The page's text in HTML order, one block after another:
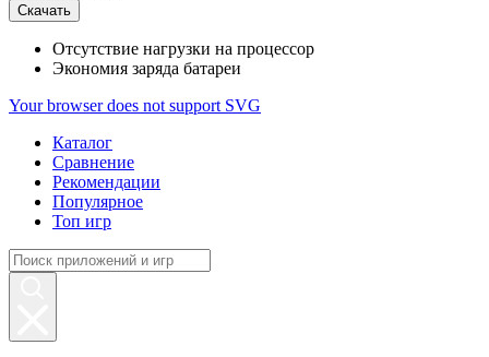
Скачать
Отсутствие нагрузки на процессор
Экономия заряда батареи
Your browser does not support SVG
Каталог
Сравнение
Рекомендации
Популярное
Топ игр